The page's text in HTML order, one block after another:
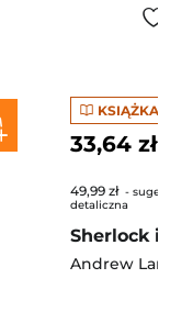
KSIĄŻKA
33,64 zł
49,99 zł -
detaliczna
Andrew Lane